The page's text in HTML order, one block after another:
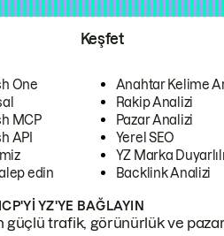
One
MCP
API
edin
Keşfet
Anahtar Kelime
Rakip Analizi
Pazar Analizi
Yerel SEO
YZ Marka
Backlink Analizi
YZ'YE BAĞLAYIN
güçlü trafik, görünürlük ve